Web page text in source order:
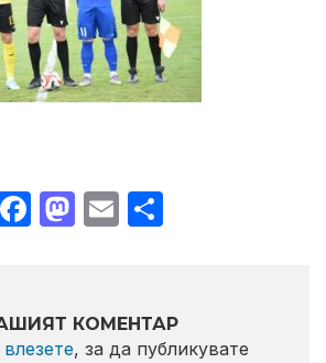
Facebook
Mastodon
Email
КОМЕНТАР
влезете, за да публикувате